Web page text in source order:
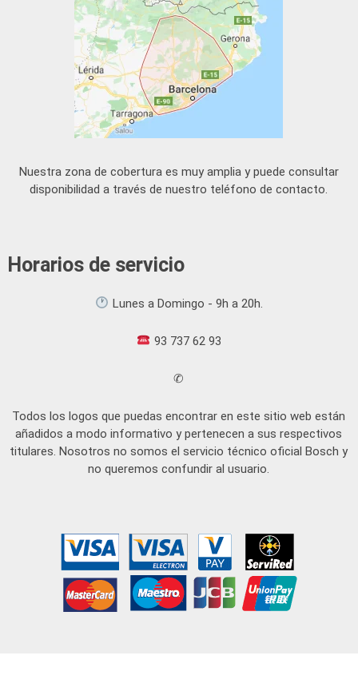
Nuestra zona de cobertura es muy amplia y puede consultar
disponibilidad a través de nuestro teléfono de contacto.
Horarios de servicio
Lunes a Domingo - 9h a 20h.
93 737 62 93
✆
Todos los logos que puedas encontrar en este sitio web están
añadidos a modo informativo y pertenecen a sus respectivos
titulares. Nosotros no somos el servicio técnico oficial Bosch y
no queremos confundir al usuario.